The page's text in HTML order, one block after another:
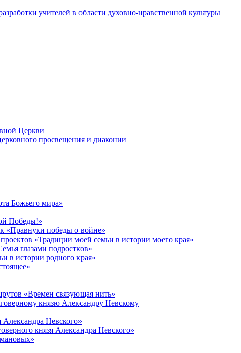
учителей в области духовно-нравственной культуры
Церкви
просвещения и диаконии
Божьего мира»
Победы!»
«Правнуки победы о войне»
«Традиции моей семьи в истории моего края»
глазами подростков»
в истории родного края»
«Времен связующая нить»
князю Александру Невскому
Александра Невского»
князя Александра Невского»